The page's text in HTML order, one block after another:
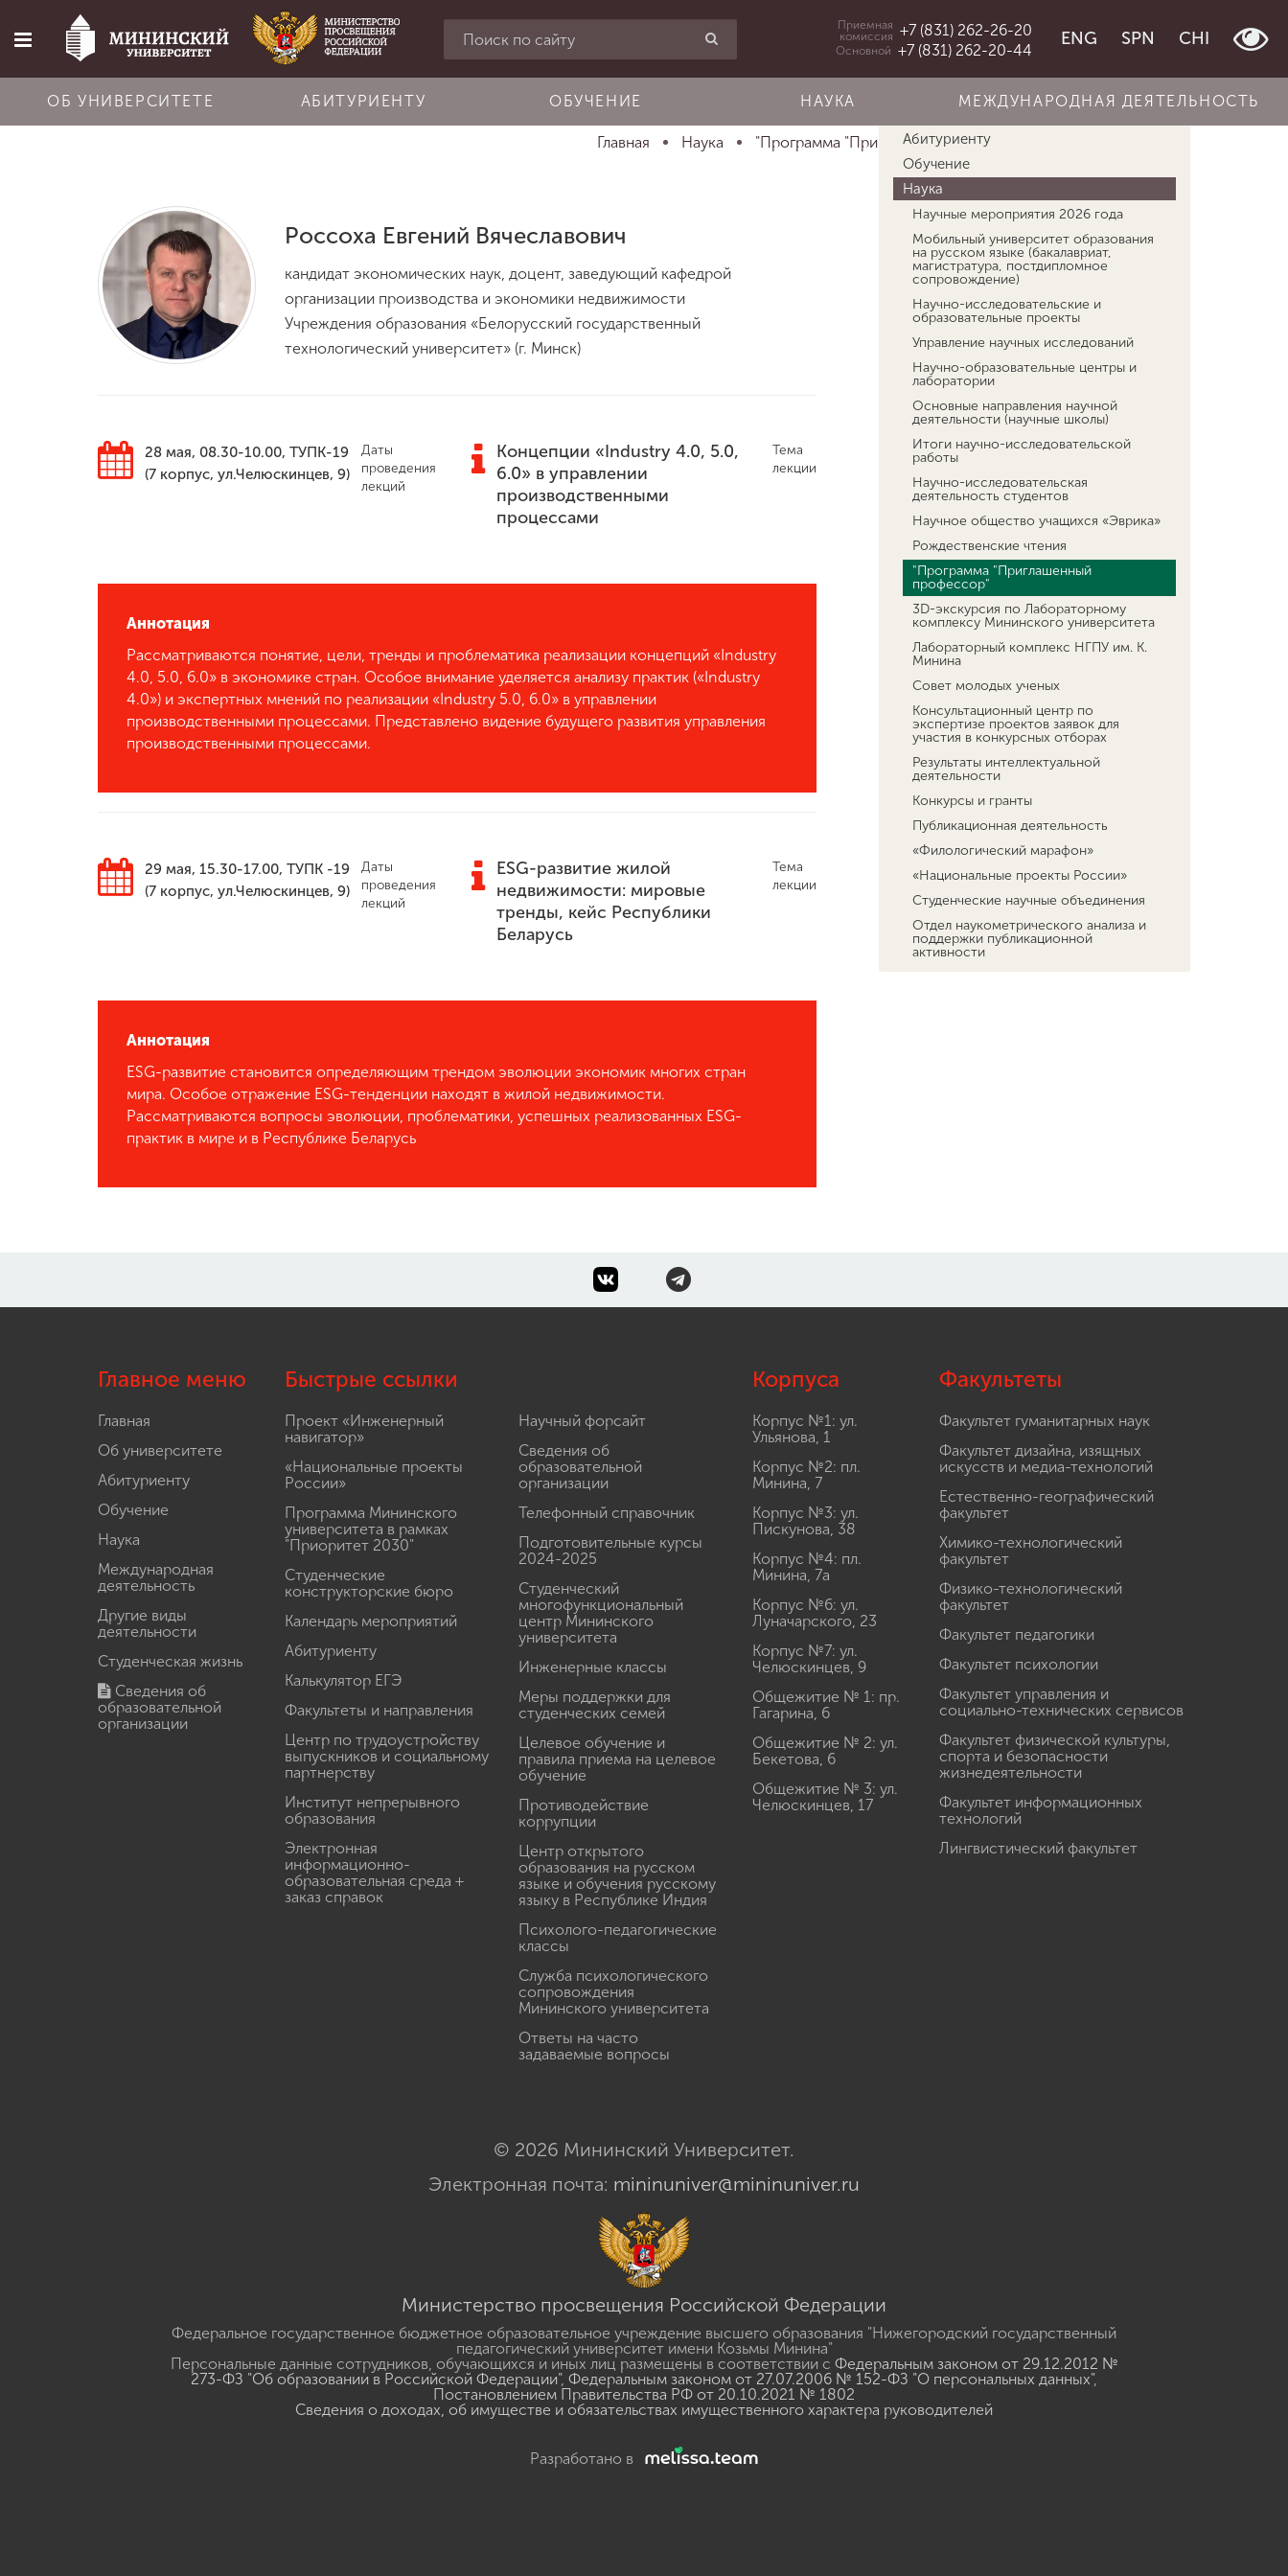
Об университете
Абитуриенту
Обучение
Международная
деятельность
Студенческая
Сведения об
образовательной
организации
Приемная
комиссия +7 (831) 262-26-20
Основной +7 (831) 262-20-44
ENG SPN CHI
ОБ УНИВЕРСИТЕТЕ АБИТУРИЕНТУ ОБУЧЕНИЕ НАУКА МЕЖДУНАРОДНАЯ ДЕЯТЕЛЬНОСТЬ
Главная Наука "Программа "Приглашен... Россоха Евгений Вячеславов...
Россоха Евгений Вячеславович
кандидат экономических наук, доцент, заведующий кафедрой
организации производства и экономики недвижимости
Учреждения образования «Белорусский государственный
технологический университет» (г. Минск)
28 мая, 08.30-10.00, ТУПК-19
(7 корпус, ул.Челюскинцев, 9)
Даты
проведения
лекций
Концепции «Industry 4.0, 5.0,
6.0» в управлении
производственными
процессами
Тема
лекции
Аннотация
Рассматриваются понятие, цели, тренды и проблематика реализации концепций «Industry
4.0, 5.0, 6.0» в экономике стран. Особое внимание уделяется анализу практик («Industry
4.0») и экспертных мнений по реализации «Industry 5.0, 6.0» в управлении
производственными процессами. Представлено видение будущего развития управления
производственными процессами.
29 мая, 15.30-17.00, ТУПК -19
(7 корпус, ул.Челюскинцев, 9)
Даты
проведения
лекций
ESG-развитие жилой
недвижимости: мировые
тренды, кейс Республики
Беларусь
Тема
лекции
Аннотация
ESG-развитие становится определяющим трендом эволюции экономик многих стран
мира. Особое отражение ESG-тенденции находят в жилой недвижимости.
Рассматриваются вопросы эволюции, проблематики, успешных реализованных ESG-
практик в мире и в Республике Беларусь
Об университете
Абитуриенту
Обучение
Наука
Научные мероприятия 2026 года
Мобильный университет образования
на русском языке (бакалавриат,
магистратура, постдипломное
сопровождение)
Научно-исследовательские и
образовательные проекты
Управление научных исследований
Научно-образовательные центры и
лаборатории
Основные направления научной
деятельности (научные школы)
Итоги научно-исследовательской
работы
Научно-исследовательская
деятельность студентов
Научное общество учащихся «Эврика»
Рождественские чтения
"Программа "Приглашенный
профессор"
3D-экскурсия по Лабораторному
комплексу Мининского университета
Лабораторный комплекс НГПУ им. К.
Минина
Совет молодых ученых
Консультационный центр по
экспертизе проектов заявок для
участия в конкурсных отборах
Результаты интеллектуальной
деятельности
Конкурсы и гранты
Публикационная деятельность
«Филологический марафон»
«Национальные проекты России»
Студенческие научные объединения
Отдел наукометрического анализа и
поддержки публикационной
активности
Модель подготовки педагогов по
Международная научно-практическая
цифровую эпоху: опыт, проблемы и
перспективы»
Конкурс НИР студенческих научных
объединений
Гранты для преподавателей от «Альфа-
банка»
Другие виды деятельности
Студенческая жизнь
Сведения об образовательной
организации
Главное меню
Главная
Об университете
Абитуриенту
Обучение
Наука
Международная
деятельность
Другие виды
деятельности
Студенческая жизнь
Сведения об
образовательной
организации
Быстрые ссылки
Проект «Инженерный
навигатор»
«Национальные проекты
России»
Программа Мининского
университета в рамках
"Приоритет 2030"
Студенческие
конструкторские бюро
Календарь мероприятий
Абитуриенту
Калькулятор ЕГЭ
Факультеты и направления
Центр по трудоустройству
выпускников и социальному
партнерству
Институт непрерывного
образования
Электронная
информационно-
образовательная среда +
заказ справок
Научный форсайт
Сведения об
образовательной
организации
Телефонный справочник
Подготовительные курсы
2024-2025
Студенческий
многофункциональный
центр Мининского
университета
Инженерные классы
Меры поддержки для
студенческих семей
Целевое обучение и
правила приема на целевое
обучение
Противодействие
коррупции
Центр открытого
образования на русском
языке и обучения русскому
языку в Республике Индия
Психолого-педагогические
классы
Служба психологического
сопровождения
Мининского университета
Ответы на часто
задаваемые вопросы
Корпуса
Корпус №1: ул.
Ульянова, 1
Корпус №2: пл.
Минина, 7
Корпус №3: ул.
Пискунова, 38
Корпус №4: пл.
Минина, 7а
Корпус №6: ул.
Луначарского, 23
Корпус №7: ул.
Челюскинцев, 9
Общежитие № 1: пр.
Гагарина, 6
Общежитие № 2: ул.
Бекетова, 6
Общежитие № 3: ул.
Челюскинцев, 17
Факультеты
Факультет гуманитарных наук
Факультет дизайна, изящных
искусств и медиа-технологий
Естественно-географический
факультет
Химико-технологический
факультет
Физико-технологический
факультет
Факультет педагогики
Факультет психологии
Факультет управления и
социально-технических сервисов
Факультет физической культуры,
спорта и безопасности
жизнедеятельности
Факультет информационных
технологий
Лингвистический факультет
© 2026 Мининский Университет.
Электронная почта: mininuniver@mininuniver.ru
Министерство просвещения Российской Федерации
Федеральное государственное бюджетное образовательное учреждение высшего образования "Нижегородский государственный
педагогический университет имени Козьмы Минина"
Персональные данные сотрудников, обучающихся и иных лиц размещены в соответствии с Федеральным законом от 29.12.2012 №
273-ФЗ "Об образовании в Российской Федерации", Федеральным законом от 27.07.2006 № 152-ФЗ "О персональных данных",
Постановлением Правительства РФ от 20.10.2021 № 1802
Сведения о доходах, об имуществе и обязательствах имущественного характера руководителей
Разработано в